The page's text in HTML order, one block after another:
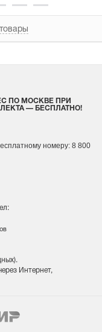
).
Интернет,
ПО МОСКВЕ ПРИ
— БЕСПЛАТНО!
номеру: 8 800